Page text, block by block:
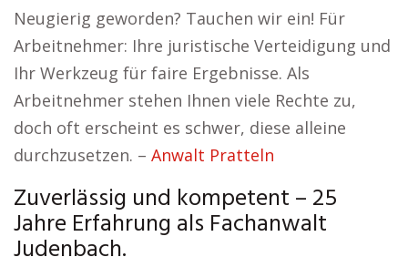
Neugierig geworden? Tauchen wir ein! Für
Arbeitnehmer: Ihre juristische Verteidigung und
Ihr Werkzeug für faire Ergebnisse. Als
Arbeitnehmer stehen Ihnen viele Rechte zu,
doch oft erscheint es schwer, diese alleine
durchzusetzen. – Anwalt Pratteln
Zuverlässig und kompetent – 25
Jahre Erfahrung als Fachanwalt